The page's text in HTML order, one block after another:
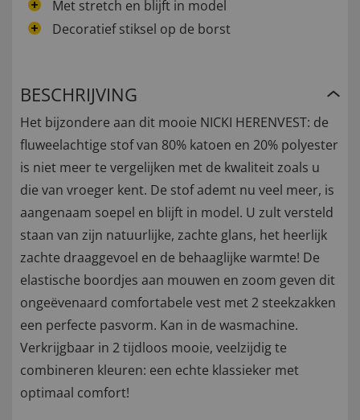
Met stretch en blijft in model
Decoratief stiksel op de borst
BESCHRIJVING
Het bijzondere aan dit mooie NICKI HERENVEST: de
fluweelachtige stof van 80% katoen en 20% polyester
is niet meer te vergelijken met de kwaliteit zoals u
die van vroeger kent. De stof ademt nu veel meer, is
aangenaam soepel en blijft in model. U zult versteld
staan van zijn natuurlijke, zachte glans, het heerlijk
zachte draaggevoel en de behaaglijke warmte! De
elastische boordjes aan mouwen en zoom geven dit
ongeëvenaard comfortabele vest met 2 steekzakken
een perfecte pasvorm. Kan in de wasmachine.
Verkrijgbaar in 2 tijdloos mooie, veelzijdig te
combineren kleuren: een echte klassieker met
optimaal comfort!